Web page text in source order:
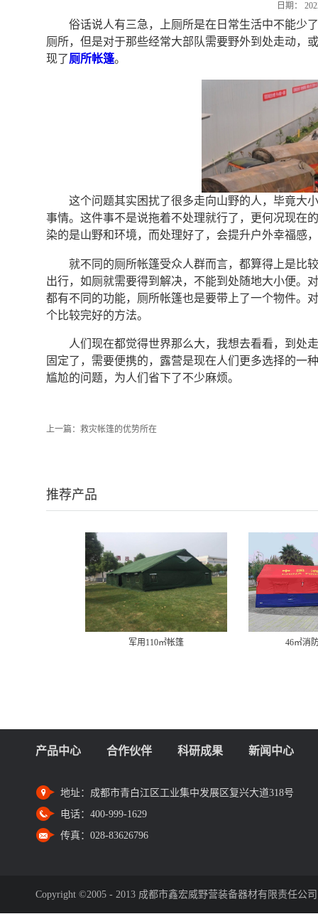
日期：
俗话说人有三急，上厕所是在日常生活中不能少
厕所，但是对于那些经常大部队需要野外到处走动，
现了厕所帐篷。
这个问题其实困扰了很多走向山野的人，毕竟大
事情。这件事不是说拖着不处理就行了，更何况现在
染的是山野和环境，而处理好了，会提升户外幸福感
就不同的厕所帐篷受众人群而言，都算得上是比
出行，如厕就需要得到解决，不能到处随地大小便。
都有不同的功能，厕所帐篷也是要带上了一个物件。
个比较完好的方法。
人们现在都觉得世界那么大，我想去看看，到处
固定了，需要便携的，露营是现在人们更多选择的一
尴尬的问题，为人们省下了不少麻烦。
上一篇： 救灾帐篷的优势所在
推荐产品
军用110㎡帐篷 46㎡消
产品中心 合作伙伴 科研成果 新闻中心
地址： 成都市青白江区工业集中发展区复兴大道318号
电话： 400-999-1629
传真： 028-83626796
Copyright ©2005 - 2013 成都市鑫宏威野营装备器材有限责任公司